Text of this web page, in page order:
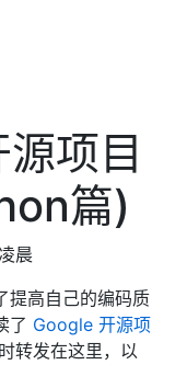
项目
篇)
晨
提高自己的编码质
了 Google 开源项
转发在这里，以